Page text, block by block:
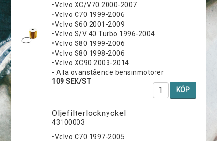
•Volvo XC/V70 2000-2007
•Volvo C70 1999-2006
•Volvo S60 2001-2009
•Volvo S/V 40 Turbo 1996-2004
•Volvo S80 1999-2006
•Volvo S80 1998-2006
•Volvo XC90 2003-2014
- Alla ovanstående bensinmotorer
109 SEK/ST
KÖP
Oljefilterlocknyckel
43100003
•Volvo C70 1997-2005